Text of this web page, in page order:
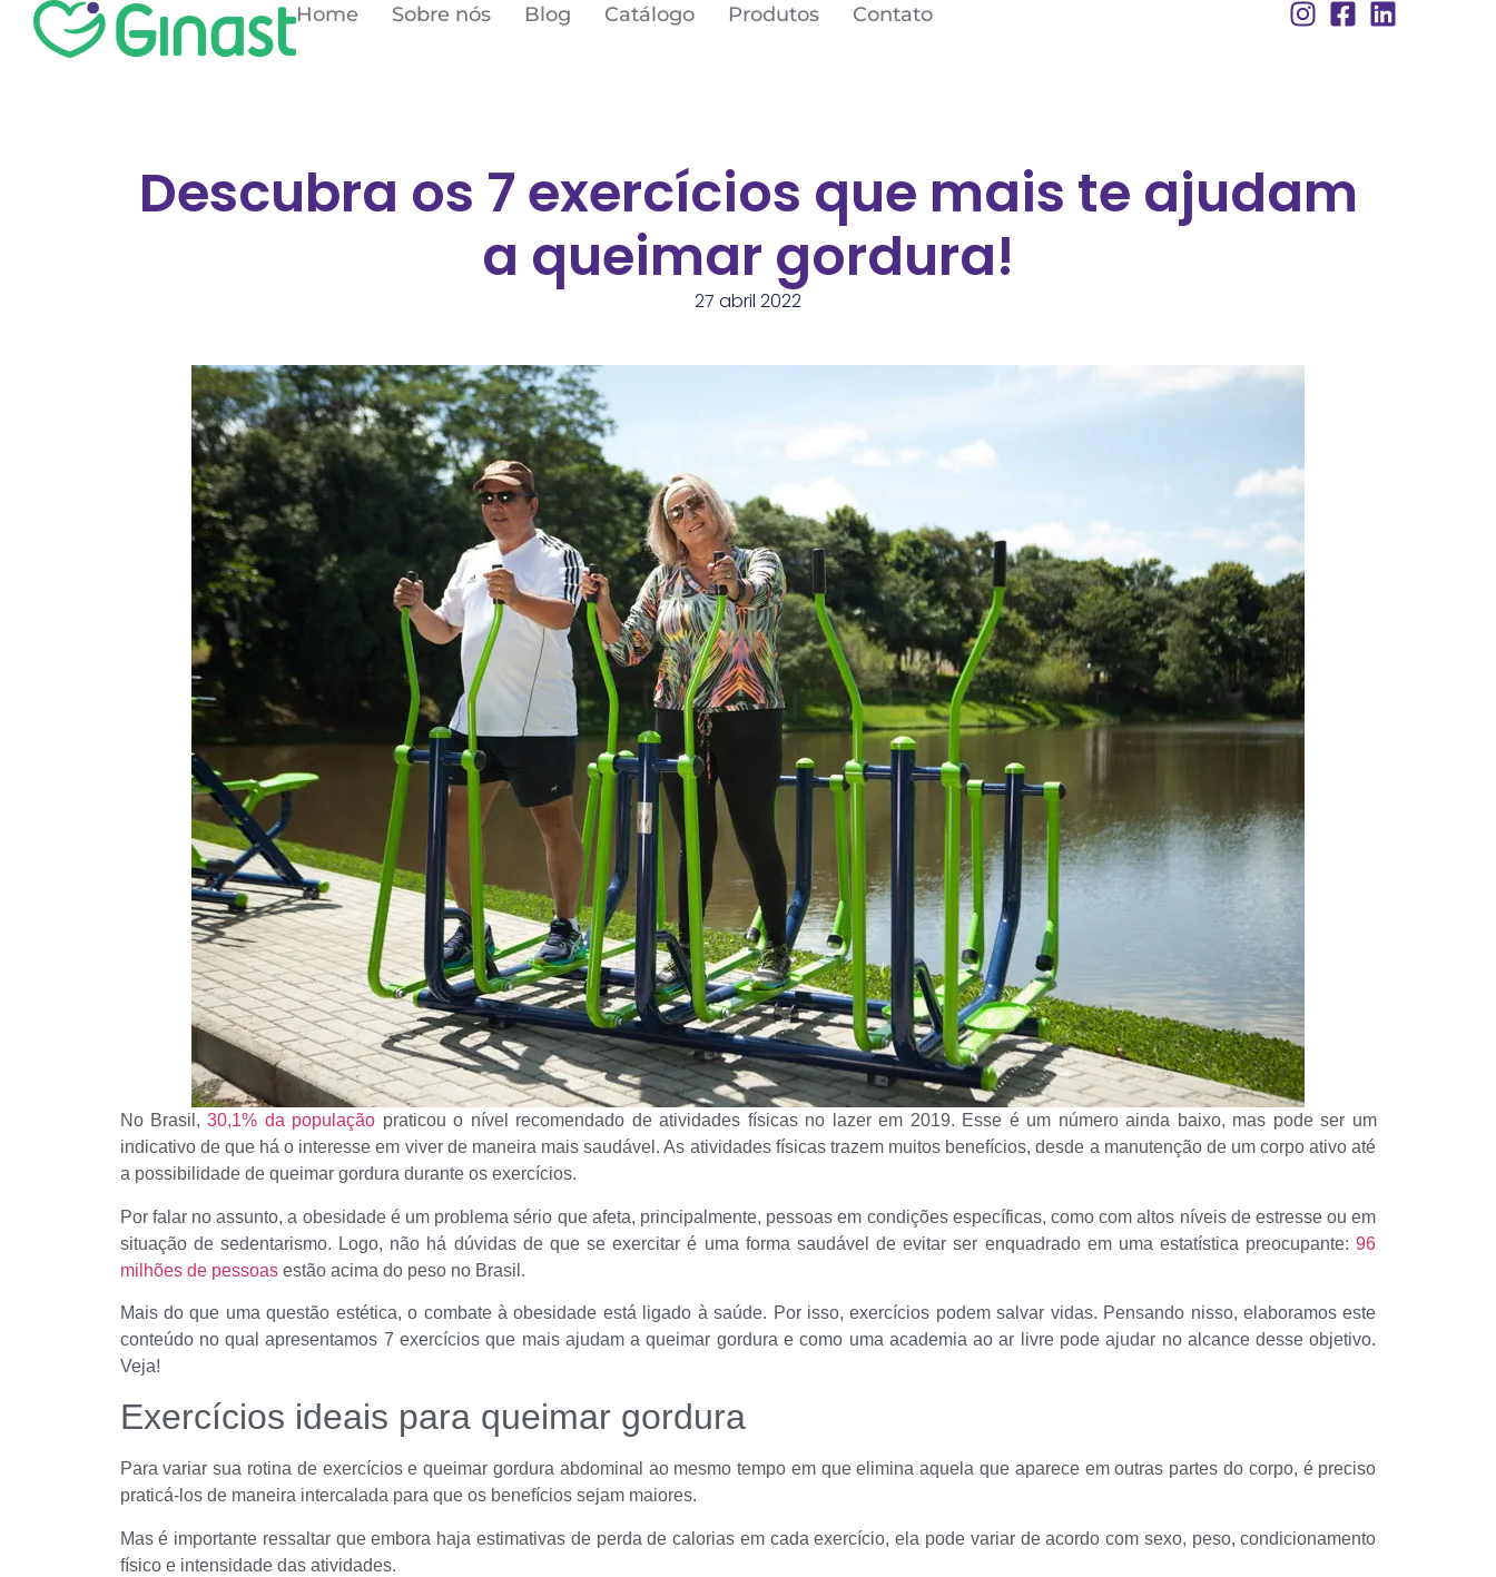
Home Sobre nós Blog Catálogo Produtos Contato
Descubra os 7 exercícios que mais te ajudam
a queimar gordura!
27 abril 2022
No Brasil,30,1% da população praticou o nível recomendado de atividades físicas no lazer em 2019. Esse é um número ainda baixo, mas pode ser um
indicativo de que há o interesse em viver de maneira mais saudável. As atividades físicas trazem muitos benefícios, desde a manutenção de um corpo ativo até
a possibilidade de queimar gordura durante os exercícios.
Por falar no assunto, a obesidade é um problema sério que afeta, principalmente, pessoas em condições específicas, como com altos níveis de estresse ou em
situação de sedentarismo. Logo, não há dúvidas de que se exercitar é uma forma saudável de evitar ser enquadrado em uma estatística preocupante:96
milhões de pessoasestão acima do peso no Brasil.
Mais do que uma questão estética, o combate à obesidade está ligado à saúde. Por isso, exercícios podem salvar vidas. Pensando nisso, elaboramos este
conteúdo no qual apresentamos 7 exercícios que mais ajudam a queimar gordura e como uma academia ao ar livre pode ajudar no alcance desse objetivo.
Veja!
Exercícios ideais para queimar gordura
Para variar sua rotina de exercícios e queimar gordura abdominal ao mesmo tempo em que elimina aquela que aparece em outras partes do corpo, é preciso
praticá-los de maneira intercalada para que os benefícios sejam maiores.
Mas é importante ressaltar que embora haja estimativas de perda de calorias em cada exercício, ela pode variar de acordo com sexo, peso, condicionamento
físico e intensidade das atividades.